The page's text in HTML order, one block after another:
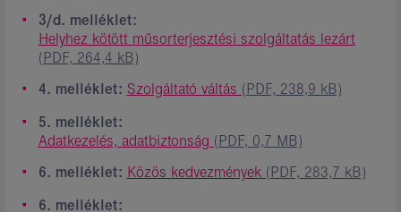
3/d. melléklet:
Helyhez kötött műsorterjesztési szolgáltatás lezárt
(PDF, 264,4 kB)
4. melléklet: Szolgáltató váltás (PDF, 238,9 kB)
5. melléklet:
Adatkezelés, adatbiztonság (PDF, 0,7 MB)
6. melléklet: Közös kedvezmények (PDF, 283,7 kB)
6. melléklet: